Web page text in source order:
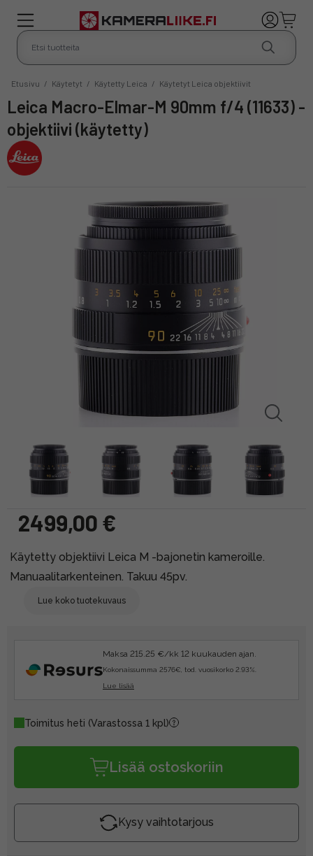
Etusivu / Käytetyt / Käytetty Leica / Käytetyt Leica objektiivit
Leica Macro-Elmar-M 90mm f/4 (11633) -
objektiivi (käytetty)
2499,00 €
Käytetty objektiivi Leica M -bajonetin kameroille.
Manuaalitarkenteinen. Takuu 45pv.
Lue koko tuotekuvaus
Maksa 215.25 €/kk 12 kuukauden ajan.
Kokonaissumma 2576€, tod. vuosikorko 2.93%.
Lue lisää
Toimitus heti (Varastossa 1 kpl)
Lisää ostoskoriin
Kysy vaihtotarjous